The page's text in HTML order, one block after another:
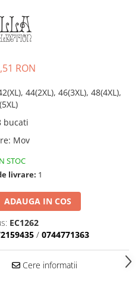
RON
44(2XL), 46(3XL), 48(4XL),
bucati
: Mov
STOC
livrare: 1
ADAUGA IN COS
EC1262
/ 0744771363
Cere informatii